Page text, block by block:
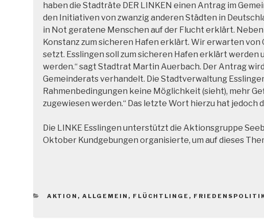
haben die Stadträte DER LINKEN einen Antrag im
den Initiativen von zwanzig anderen Städten in
in Not geratene Menschen auf der Flucht erklärt. Neben
Konstanz zum sicheren Hafen erklärt. Wir erwarten von
setzt. Esslingen soll zum sicheren Hafen erklärt
werden.“ sagt Stadtrat Martin Auerbach. Der Antrag
Gemeinderats verhandelt. Die Stadtverwaltung
Rahmenbedingungen keine Möglichkeit (sieht), mehr
zugewiesen werden.“ Das letzte Wort hierzu hat jedoch
Die LINKE Esslingen unterstützt die Aktionsgruppe
Oktober Kundgebungen organisierte, um auf dieses
KATEGORIEN
AKTION , ALLGEMEIN , FLÜCHTLINGE ,